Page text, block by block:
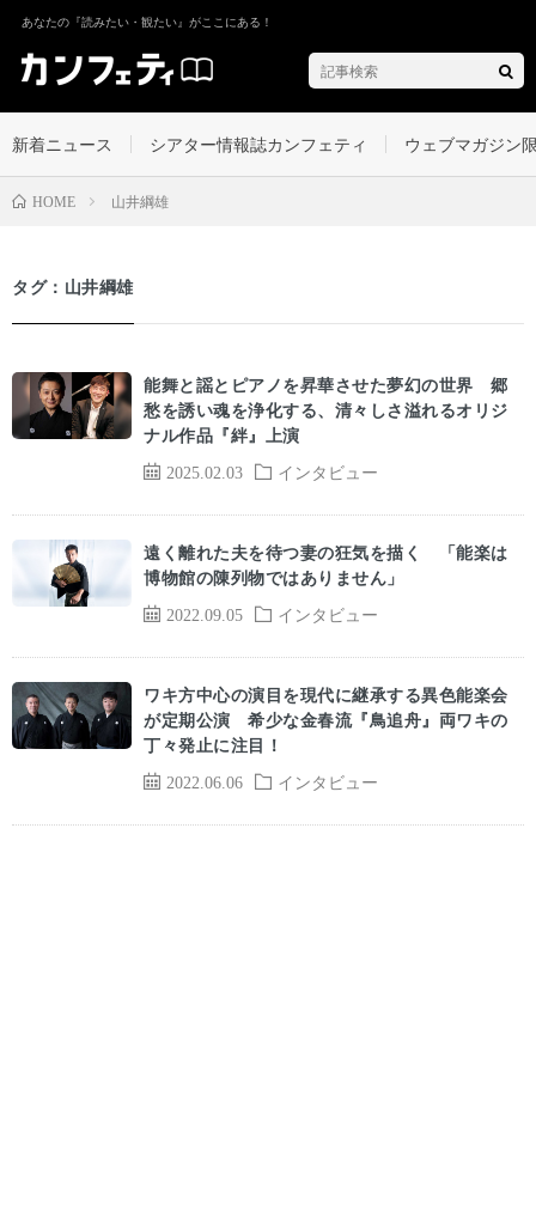
あなたの『読みたい・観たい』がここにある！
新着ニュース シアター情報誌カンフェティ ウェブマガジン
HOME 山井綱雄
タグ：山井綱雄
2025.02.03 インタビュー
能舞と謡とピアノを昇華させた夢幻の世界 郷
愁を誘い魂を浄化する、清々しさ溢れるオリジ
ナル作品『絆』上演
2022.09.05 インタビュー
遠く離れた夫を待つ妻の狂気を描く 「能楽は
博物館の陳列物ではありません」
2022.06.06 インタビュー
ワキ方中心の演目を現代に継承する異色能楽会
が定期公演 希少な金春流『鳥追舟』両ワキの
丁々発止に注目！